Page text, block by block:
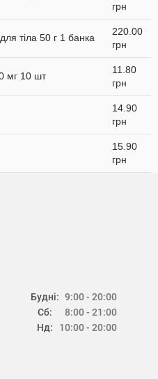
грн
тіла 50 г 1 банка
220.00
грн
мг 10 шт
11.80
грн
14.90
грн
15.90
грн
Будні:
Сб:
Нд:
9:00 - 20:00
8:00 - 21:00
10:00 - 20:00